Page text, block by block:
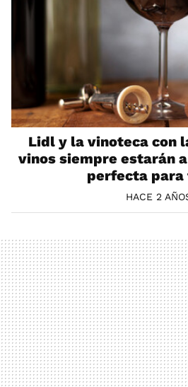
Lidl y la vinoteca con
vinos siempre estarán
perfecta para
HACE 2